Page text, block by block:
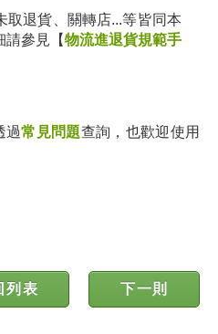
取退貨、關轉店...等皆同本
請參見【物流進退貨規範手
過常見問題查詢，也歡迎使用
列表 下一則